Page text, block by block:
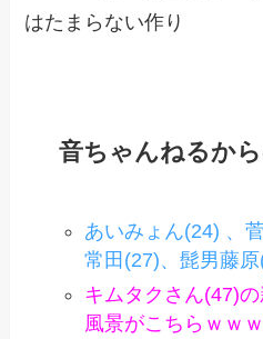
はたまらない作り
音ちゃんねるか
あいみょん(24) 、
常田(27)、髭男藤
キムタクさん(47)
風景がこちらｗｗｗ